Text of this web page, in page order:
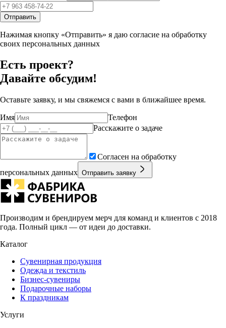
Отправить
Нажимая кнопку «Отправить» я даю согласие на обработку
своих персональных данных
Есть проект?
Давайте обсудим!
Оставьте заявку, и мы свяжемся с вами в ближайшее время.
Имя
Телефон
Расскажите о задаче
Согласен на обработку
персональных данных Отправить заявку
Производим и брендируем мерч для команд и клиентов с 2018
года. Полный цикл — от идеи до доставки.
Каталог
Сувенирная продукция
Одежда и текстиль
Бизнес-сувениры
Подарочные наборы
К праздникам
Услуги